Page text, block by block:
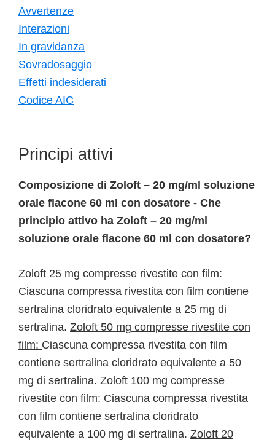
Avvertenze
Interazioni
In gravidanza
Sovradosaggio
Effetti indesiderati
Codice AIC
Principi attivi
Composizione di Zoloft – 20 mg/ml soluzione
orale flacone 60 ml con dosatore - Che
principio attivo ha Zoloft – 20 mg/ml
soluzione orale flacone 60 ml con dosatore?
Zoloft 25 mg compresse rivestite con film:
Ciascuna compressa rivestita con film contiene
sertralina cloridrato equivalente a 25 mg di
sertralina. Zoloft 50 mg compresse rivestite con
film: Ciascuna compressa rivestita con film
contiene sertralina cloridrato equivalente a 50
mg di sertralina. Zoloft 100 mg compresse
rivestite con film: Ciascuna compressa rivestita
con film contiene sertralina cloridrato
equivalente a 100 mg di sertralina. Zoloft 20